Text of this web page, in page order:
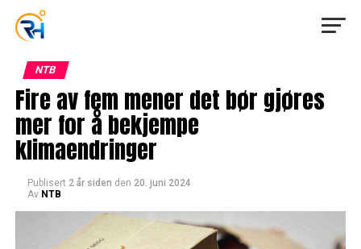
NTB
Fire av fem mener det bør gjøres
mer for å bekjempe
klimaendringer
Publisert 2 år siden den 20. juni 2024
Av NTB